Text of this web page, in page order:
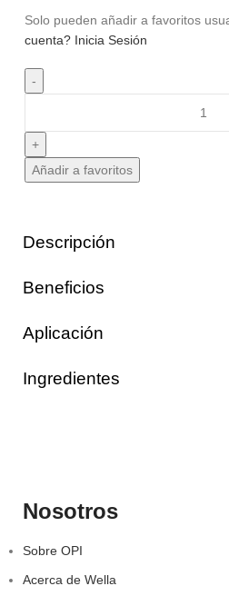
Solo pueden añadir a favoritos
cuenta? Inicia Sesión
Añadir a favoritos
Descripción
Beneficios
Aplicación
Ingredientes
Nosotros
Sobre OPI
Acerca de Wella